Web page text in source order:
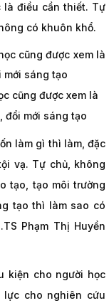
là điều cần thiết. Tự
có khuôn khổ.
cũng được xem là
đổi mới sáng tạo
làm gì thì làm, đặc
vạ. Tự chủ, không
tạo, tạo môi trường
tạo thì làm sao có
Phạm Thị Huyền
kiện cho người học
cho nghiên cứu